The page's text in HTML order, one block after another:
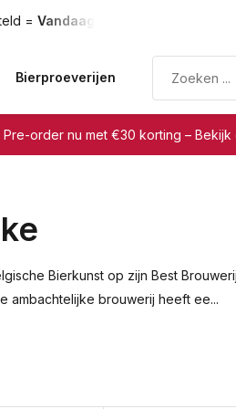
= Vandaag verzonden
Bierproeverijen
Pre-order nu met €30 korting –
Bierkunst op zijn Best
ambachtelijke brouwerij heeft ee...